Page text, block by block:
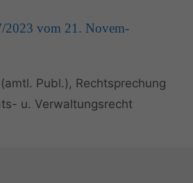
/2023 vom 21. Novem­
(amtl. Publ.) , Rechtsprechung
u. Verwaltungsrecht